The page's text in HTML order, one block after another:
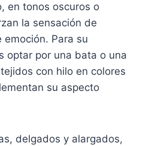
en tonos oscuros o
la sensación de
Para su
optar por una bata o una
con hilo en colores
su aspecto
delgados y alargados,